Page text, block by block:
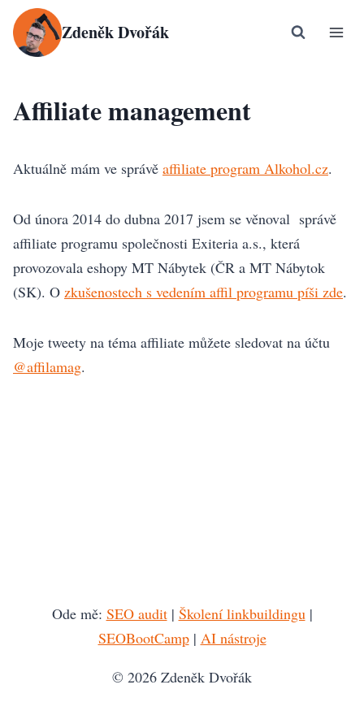
Přeskočit
obsah
Zdeněk Dvořák
Affiliate management
Aktuálně mám ve správě affiliate program Alkohol.cz.
Od února 2014 do dubna 2017 jsem se věnoval správě
affiliate programu společnosti Exiteria a.s., která
provozovala eshopy MT Nábytek (ČR a MT Nábytok
(SK). O zkušenostech s vedením affil programu píši zde.
Moje tweety na téma affiliate můžete sledovat na účtu
@affilamag.
Ode mě: SEO audit| Školení linkbuildingu|
SEOBootCamp| AI nástroje
© 2026 Zdeněk Dvořák